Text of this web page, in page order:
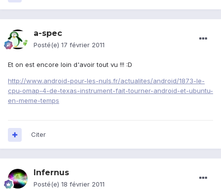
a-spec
Posté(e) 17 février 2011
Et on est encore loin d'avoir tout vu !!! :D
http://www.android-pour-les-nuls.fr/actualites/android/1873-le-
cpu-omap-4-de-texas-instrument-fait-tourner-android-et-ubuntu-
en-meme-temps
Citer
Infernus
Posté(e) 18 février 2011